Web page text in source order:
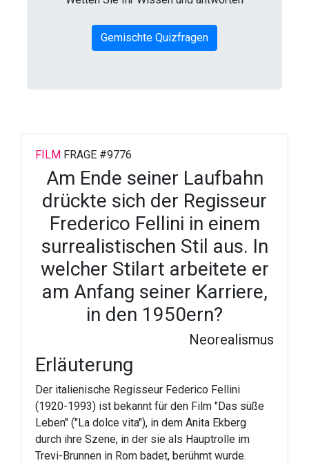
Gemischte Quizfragen
FILM FRAGE #9776
Am Ende seiner Laufbahn
drückte sich der Regisseur
Frederico Fellini in einem
surrealistischen Stil aus. In
welcher Stilart arbeitete er
am Anfang seiner Karriere,
in den 1950ern?
Neorealismus
Erläuterung
Der italienische Regisseur Federico Fellini
(1920-1993) ist bekannt für den Film "Das süße
Leben" ("La dolce vita"), in dem Anita Ekberg
durch ihre Szene, in der sie als Hauptrolle im
Trevi-Brunnen in Rom badet, berühmt wurde.